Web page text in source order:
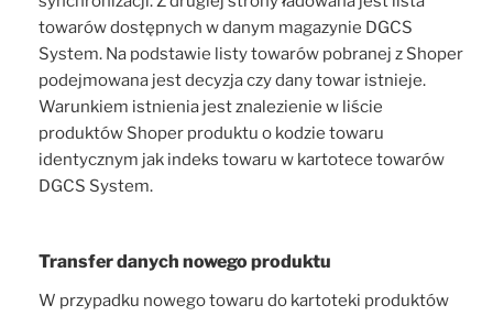
towarów dostępnych w danym magazynie DGCS
System. Na podstawie listy towarów pobranej z Shoper
podejmowana jest decyzja czy dany towar istnieje.
Warunkiem istnienia jest znalezienie w liście
produktów Shoper produktu o kodzie towaru
identycznym jak indeks towaru w kartotece towarów
DGCS System.
Transfer danych nowego produktu
W przypadku nowego towaru do kartoteki produktów